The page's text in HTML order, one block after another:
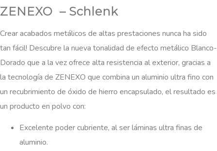
ZENEXO – Schlenk
Crear acabados metálicos de altas prestaciones nunca ha sido
tan fácil! Descubre la nueva tonalidad de efecto metálico Blanco-
Dorado que a la vez ofrece alta resistencia al exterior, gracias a
la tecnología de ZENEXO que combina un aluminio ultra fino con
un recubrimiento de óxido de hierro encapsulado, el resultado es
un producto en polvo con:
Excelente poder cubriente, al ser láminas ultra finas de
aluminio.